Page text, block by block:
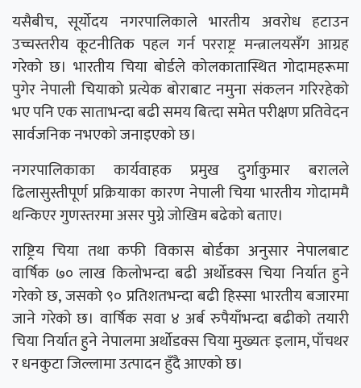
यसैबीच, सूर्योदय नगरपालिकाले भारतीय अवरोध हटाउन
उच्चस्तरीय कूटनीतिक पहल गर्न परराष्ट्र मन्त्रालयसँग आग्रह
गरेको छ। भारतीय चिया बोर्डले कोलकातास्थित गोदामहरूमा
पुगेर नेपाली चियाको प्रत्येक बोराबाट नमुना संकलन गरिरहेको
भए पनि एक साताभन्दा बढी समय बित्दा समेत परीक्षण प्रतिवेदन
सार्वजनिक नभएको जनाइएको छ।
नगरपालिकाका कार्यवाहक प्रमुख दुर्गाकुमार बरालले
ढिलासुस्तीपूर्ण प्रक्रियाका कारण नेपाली चिया भारतीय गोदाममै
थन्किएर गुणस्तरमा असर पुग्ने जोखिम बढेको बताए।
राष्ट्रिय चिया तथा कफी विकास बोर्डका अनुसार नेपालबाट
वार्षिक ७० लाख किलोभन्दा बढी अर्थोडक्स चिया निर्यात हुने
गरेको छ, जसको ९० प्रतिशतभन्दा बढी हिस्सा भारतीय बजारमा
जाने गरेको छ। वार्षिक सवा ४ अर्ब रुपैयाँभन्दा बढीको तयारी
चिया निर्यात हुने नेपालमा अर्थोडक्स चिया मुख्यतः इलाम, पाँचथर
र धनकुटा जिल्लामा उत्पादन हुँदै आएको छ।